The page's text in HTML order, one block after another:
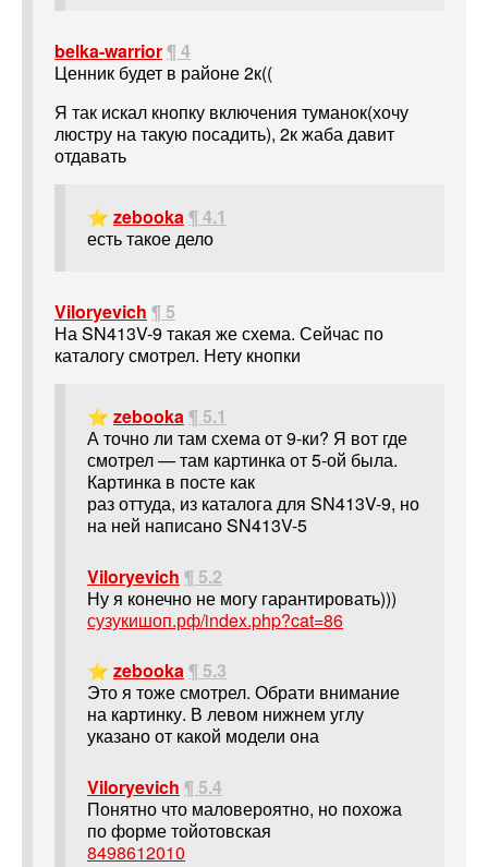
belka-warrior¶ 4
Ценник будет в районе 2к((
Я так искал кнопку включения туманок(хочу
люстру на такую посадить), 2к жаба давит
отдавать
⭐ zebooka¶ 4.1
есть такое дело
Viloryevich ¶ 5
На SN413V-9 такая же схема. Сейчас по
каталогу смотрел. Нету кнопки
⭐ zebooka¶ 5.1
А точно ли там схема от 9-ки? Я вот где
смотрел — там картинка от 5-ой была.
Картинка в посте как
раз оттуда, из каталога для SN413V-9, но
на ней написано SN413V-5
Viloryevich ¶ 5.2
Ну я конечно не могу гарантировать)))
сузукишоп.рф/index.php?cat=86
⭐ zebooka¶ 5.3
Это я тоже смотрел. Обрати внимание
на картинку. В левом нижнем углу
указано от какой модели она
Viloryevich ¶ 5.4
Понятно что маловероятно, но похожа
по форме тойотовская
8498612010